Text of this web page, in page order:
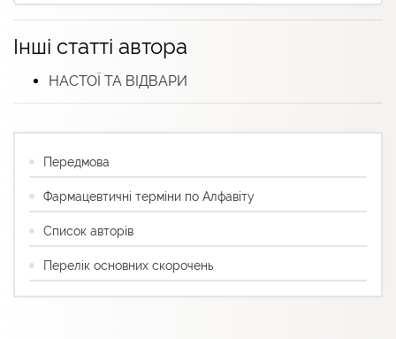
Інші статті автора
НАСТОЇ ТА ВІДВАРИ
Передмова
Фармацевтичні терміни по Алфавіту
Список авторів
Перелік основних скорочень